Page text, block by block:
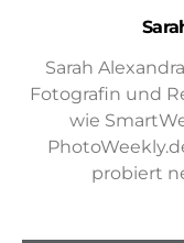
Sarah
Fotografin und
wie
probiert